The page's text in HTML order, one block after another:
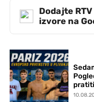
Dodajte
izvore na